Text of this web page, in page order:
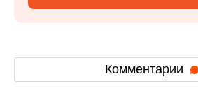
Комментарии